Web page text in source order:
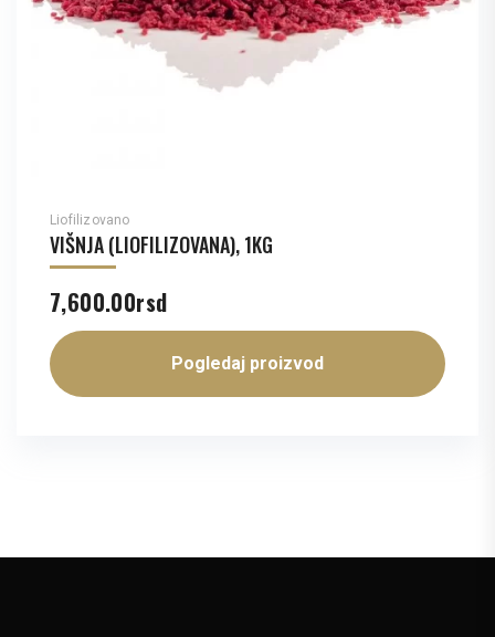
Liofilizovano
VIŠNJA (LIOFILIZOVANA), 1KG
7,600.00rsd
Pogledaj proizvod